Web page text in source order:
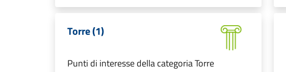
Torre (1)
Punti di interesse della categoria Torre